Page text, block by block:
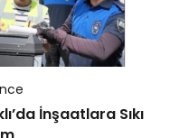
İnşaatlara Sıkı